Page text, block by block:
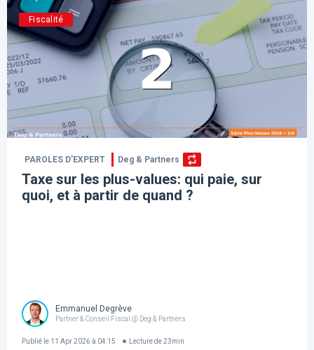
Fiscalité
PAROLES D’EXPERT Deg & Partners
Taxe sur les plus-values: qui paie, sur
quoi, et à partir de quand ?
Emmanuel Degrève
Partner & Conseil Fiscal @ Deg & Partners
Publié le 11 Apr 2026 à 04:15 Lecture de 23min